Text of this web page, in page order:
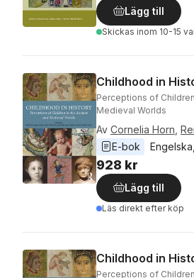
Lägg till
Skickas inom 10-15
Childhood in
Perceptions of
Medieval Worlds
Av Cornelia Horn
E-bok
Engelska
928 kr
Lägg till
Läs direkt efter köp
Childhood in
Perceptions of